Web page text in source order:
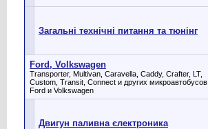
Загальні технічні питання та тюнінг
Ford, Volkswagen
Transporter, Multivan, Caravella, Caddy, Crafter, LT,
Custom, Transit, Connect и других микроавтобусов
Ford и Volkswagen
Двигун паливна єлектроника